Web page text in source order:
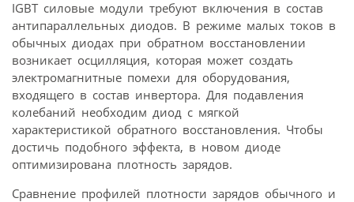
IGBT силовые модули требуют включения в состав
антипараллельных диодов. В режиме малых токов в
обычных диодах при обратном восстановлении
возникает осцилляция, которая может создать
электромагнитные помехи для оборудования,
входящего в состав инвертора. Для подавления
колебаний необходим диод с мягкой
характеристикой обратного восстановления. Чтобы
достичь подобного эффекта, в новом диоде
оптимизирована плотность зарядов.
Сравнение профилей плотности зарядов обычного и